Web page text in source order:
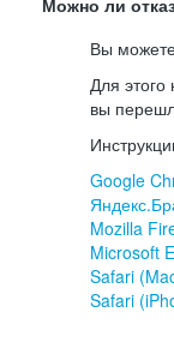
Можно ли
Вы
Для этого
вы
Google
Mozilla
Microsoft
Safari
Safari